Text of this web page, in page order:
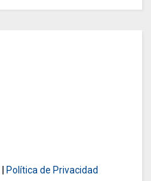
Política de Privacidad